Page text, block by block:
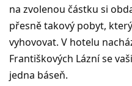
na zvolenou částku si
přesně takový pobyt,
vyhovovat. V hotelu
Františkových Lázní se
jedna báseň.